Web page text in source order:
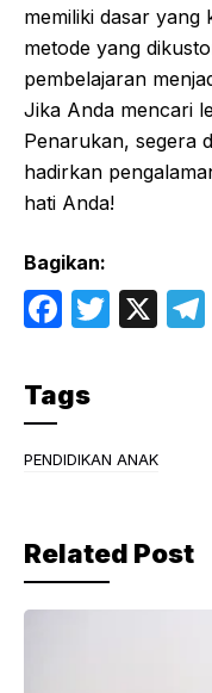
memiliki dasar yang
metode yang
pembelajaran
Jika Anda mencari
Penarukan, segera
hadirkan
hati Anda!
Bagikan:
F
c
e
b
o
k
T
X
Tags
PENDIDIKAN ANAK
Related Post